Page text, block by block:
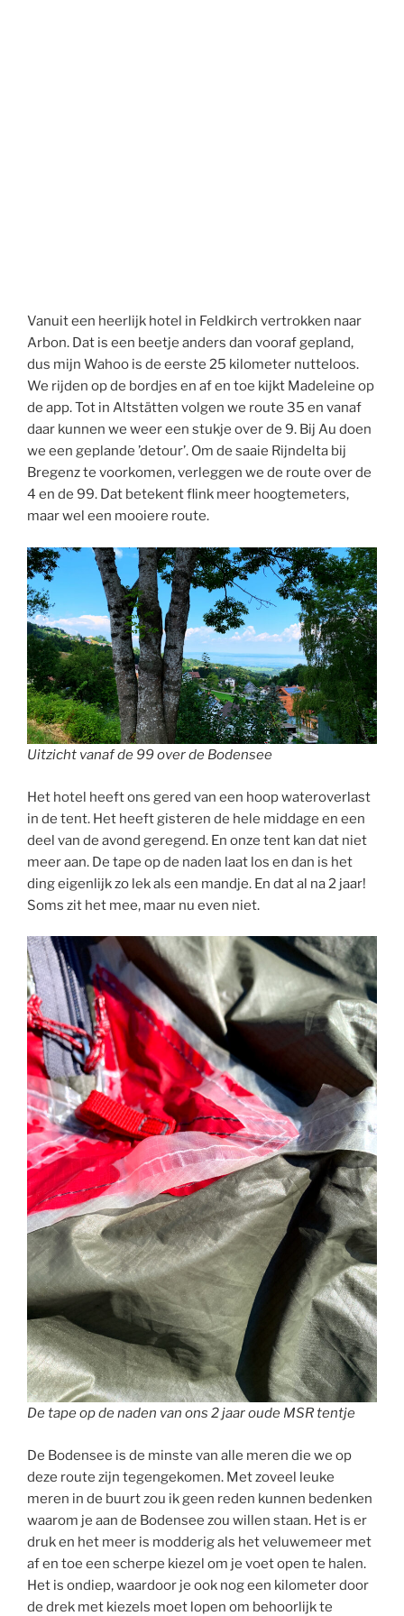
Vanuit een heerlijk hotel in Feldkirch vertrokken naar
Arbon. Dat is een beetje anders dan vooraf gepland,
dus mijn Wahoo is de eerste 25 kilometer nutteloos.
We rijden op de bordjes en af en toe kijkt Madeleine op
de app. Tot in Altstätten volgen we route 35 en vanaf
daar kunnen we weer een stukje over de 9. Bij Au doen
we een geplande ’detour’. Om de saaie Rijndelta bij
Bregenz te voorkomen, verleggen we de route over de
4 en de 99. Dat betekent flink meer hoogtemeters,
maar wel een mooiere route.
Uitzicht vanaf de 99 over de Bodensee
Het hotel heeft ons gered van een hoop wateroverlast
in de tent. Het heeft gisteren de hele middage en een
deel van de avond geregend. En onze tent kan dat niet
meer aan. De tape op de naden laat los en dan is het
ding eigenlijk zo lek als een mandje. En dat al na 2 jaar!
Soms zit het mee, maar nu even niet.
De tape op de naden van ons 2 jaar oude MSR tentje
De Bodensee is de minste van alle meren die we op
deze route zijn tegengekomen. Met zoveel leuke
meren in de buurt zou ik geen reden kunnen bedenken
waarom je aan de Bodensee zou willen staan. Het is er
druk en het meer is modderig als het veluwemeer met
af en toe een scherpe kiezel om je voet open te halen.
Het is ondiep, waardoor je ook nog een kilometer door
de drek met kiezels moet lopen om behoorlijk te